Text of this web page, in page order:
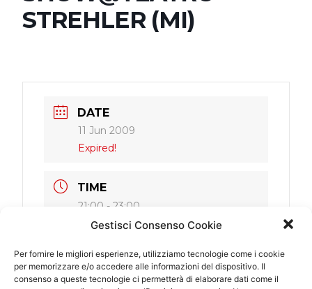
Gestisci Consenso Cookie
Per fornire le migliori esperienze, utilizziamo tecnologie come i cookie
per memorizzare e/o accedere alle informazioni del dispositivo. Il
consenso a queste tecnologie ci permetterà di elaborare dati come il
STREHLER (MI)
DATE
11 Jun 2009
Expired!
TIME
21:00 - 23:00
Milan